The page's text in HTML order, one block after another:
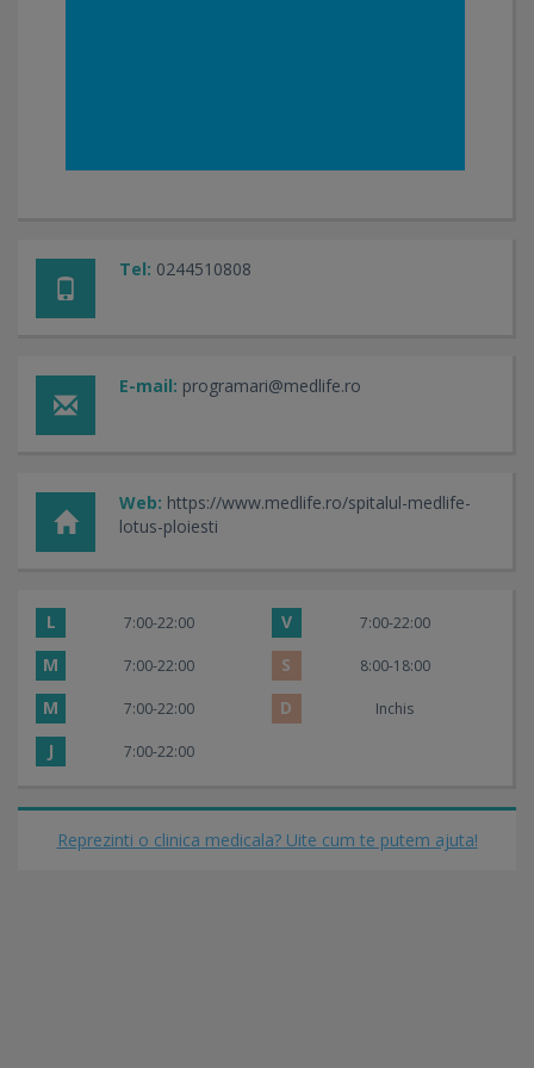
Tel: 0244510808
E-mail: programari@medlife.ro
Web: https://www.medlife.ro/spitalul-medlife-
lotus-ploiesti
L 7:00-22:00 V 7:00-22:00
M 7:00-22:00 S 8:00-18:00
M 7:00-22:00 D Inchis
J 7:00-22:00
Reprezinti o clinica medicala? Uite cum te putem ajuta!